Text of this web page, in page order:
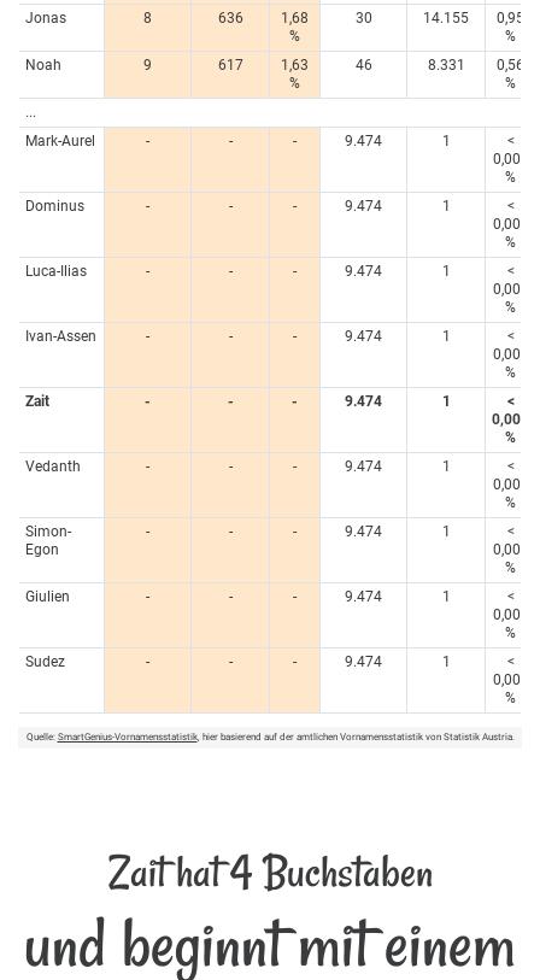
Jonas
8 636
1,68
%
30 14.155
0,95
%
Noah
9 617
1,63
%
46 8.331
0,56
%
...
Mark-Aurel
- - - 9.474 1
<
0,005
%
Dominus
- - - 9.474 1
<
0,005
%
Luca-Ilias
- - - 9.474 1
<
0,005
%
Ivan-Assen
- - - 9.474 1
<
0,005
%
Zait
- - - 9.474 1
<
0,005
%
Vedanth
- - - 9.474 1
<
0,005
%
Simon-
Egon
- - - 9.474 1
<
0,005
%
Giulien
- - - 9.474 1
<
0,005
%
Sudez
- - - 9.474 1
<
0,005
%
Quelle: SmartGenius-Vornamensstatistik, hier basierend auf der amtlichen Vornamensstatistik von Statistik Austria.
Zait hat 4 Buchstaben
und beginnt mit einem